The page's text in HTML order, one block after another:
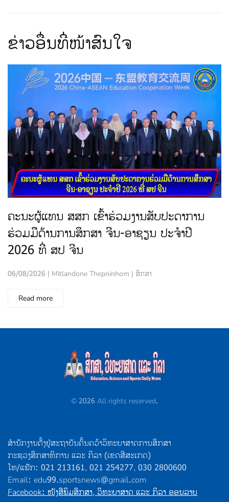
​ຂ່າວ​ອື່ນ​ທີ່​ໜ້າ​ສົນ​ໃຈ
ຄະນະຜູ້ແທນ ສສກ ເຂົ້າຮ່ວມງານສັບປະດາການ
ຮ່ວມມືດ້ານການສຶກສາ ຈີນ-ອາຊຽນ ປະຈຳປີ
2026 ທີ່ ສປ ຈີນ
06/08/2026 | Mitlandone Thepninhom | ສຶກສາ
Read more
©2026All rights reserved.
ສຳນັກງານຕັ້ງຢູ່ສະຖາບັນຄົ້ນຄວ້າວິທະຍາສາດການສຶກສາ
ກະຊວງສຶກສາທິການ ແລະ ກິລາ (ເຂດສີສະເກດ)
ໂທ/ແຟັກ: 021 213161, 021 254277, 030 2800600
Email: edu99.sportsnews@gmail.com
Facebook: ໜັງສືພິມສຶກສາ, ວິທະຍາສາດ ແລະ ກິລາ ອອນລາຍ